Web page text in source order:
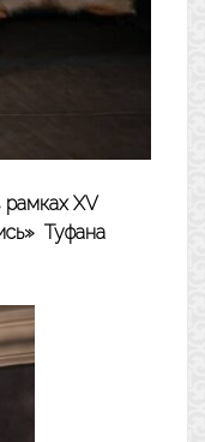
рамках XV
Туфана